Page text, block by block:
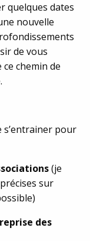
quelques dates
nouvelle
de vous
chemin de
s’entrainer pour
(je
sur
des